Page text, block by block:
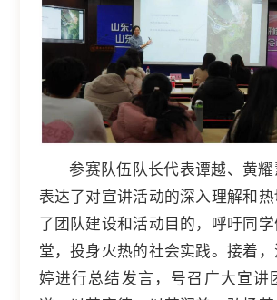
参赛队伍队长代表谭越、黄耀
表达了对宣讲活动的深入理解和
了团队建设和活动目的，呼吁同
堂，投身火热的社会实践。接着
婷进行总结发言，号召广大宣讲